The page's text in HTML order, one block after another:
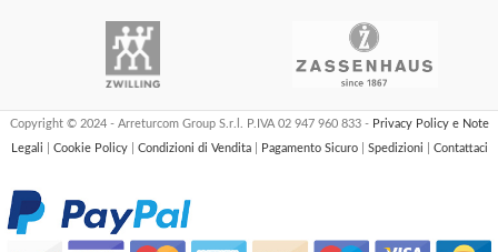
Copyright © 2024 - Arreturcom Group S.r.l. P.IVA 02 947 960 833 - Privacy Policy e Note
Legali
Cookie Policy Condizioni di Vendita Pagamento Sicuro Spedizioni Contattaci